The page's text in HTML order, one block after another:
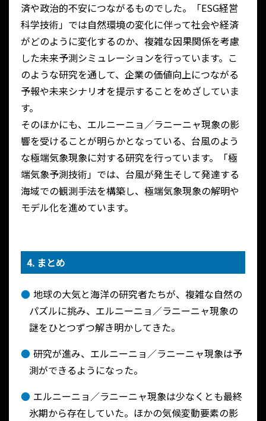
済や政治的不安につながるものでした。「ESG経営
科学技術」では自然環境の変化に伴って社会や経済
がどのように変化するのか、複雑な因果関係を考慮
した未来予測シミュレーションを行っています。こ
のような研究を通して、企業の価値向上につながる
予報や未来シナリオを提示することをめざしていま
す。
そのほかにも、エルニーニョ／ラニーニャ現象の影
響を受けることが明らかとなっている、台風のよう
な極端気象現象に対する研究を行っています。「極
端気象予測技術」では、台風が発生そして発達する
海域での観測手法を構築し、極端気象現象の解明や
モデル化を進めています。
4. まとめ
地球の大気と海洋の研究者たちが、複雑な自然の
パズルに挑み、エルニーニョ／ラニーニャ現象の
謎をひとつずつ解き明かしてきた。
研究が進み、エルニーニョ／ラニーニャ現象は予
測ができるようになった。
エルニーニョ／ラニーニャ現象は少なくとも最終
氷期から存在していた。ほかの気候変動要素の影